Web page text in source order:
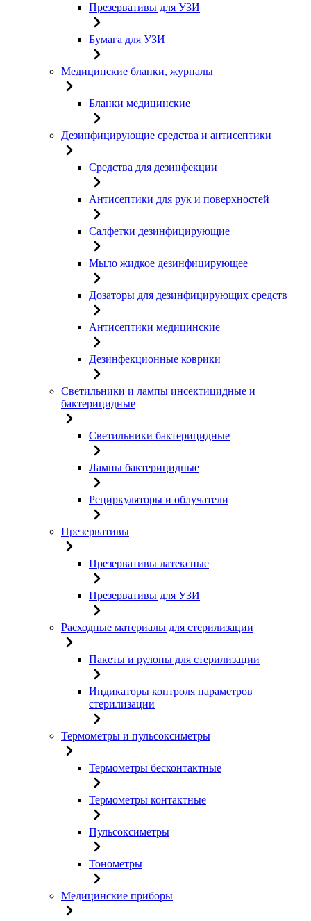
Презервативы для УЗИ
Бумага для УЗИ
Медицинские бланки, журналы
Бланки медицинские
Дезинфицирующие средства и антисептики
Средства для дезинфекции
Антисептики для рук и поверхностей
Салфетки дезинфицирующие
Мыло жидкое дезинфицирующее
Дозаторы для дезинфицирующих средств
Антисептики медицинские
Дезинфекционные коврики
Светильники и лампы инсектицидные и
бактерицидные
Светильники бактерицидные
Лампы бактерицидные
Рециркуляторы и облучатели
Презервативы
Презервативы латексные
Презервативы для УЗИ
Расходные материалы для стерилизации
Пакеты и рулоны для стерилизации
Индикаторы контроля параметров
стерилизации
Термометры и пульсоксиметры
Термометры бесконтактные
Термометры контактные
Пульсоксиметры
Тонометры
Медицинские приборы